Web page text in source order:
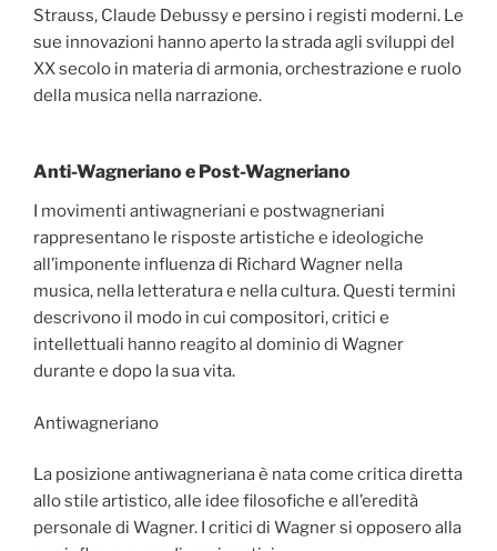
Strauss, Claude Debussy e persino i registi moderni. Le
sue innovazioni hanno aperto la strada agli sviluppi del
XX secolo in materia di armonia, orchestrazione e ruolo
della musica nella narrazione.
Anti-Wagneriano e Post-Wagneriano
I movimenti antiwagneriani e postwagneriani
rappresentano le risposte artistiche e ideologiche
all’imponente influenza di Richard Wagner nella
musica, nella letteratura e nella cultura. Questi termini
descrivono il modo in cui compositori, critici e
intellettuali hanno reagito al dominio di Wagner
durante e dopo la sua vita.
Antiwagneriano
La posizione antiwagneriana è nata come critica diretta
allo stile artistico, alle idee filosofiche e all’eredità
personale di Wagner. I critici di Wagner si opposero alla